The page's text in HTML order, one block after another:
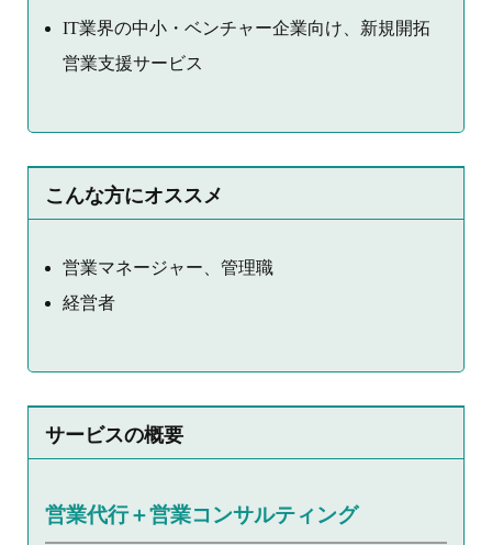
IT業界の中小・ベンチャー企業向け、新規開拓
営業支援サービス
こんな方にオススメ
営業マネージャー、管理職
経営者
サービスの概要
営業代行＋営業コンサルティング